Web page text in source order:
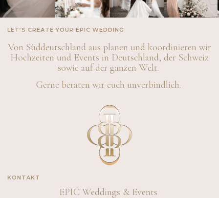
LET’S CREATE YOUR EPIC WEDDING
Von Süddeutschland aus planen und koordinieren wir
Hochzeiten und Events in Deutschland, der Schweiz
sowie auf der ganzen Welt.
Gerne beraten wir euch unverbindlich.
KONTAKT
EPIC Weddings & Events